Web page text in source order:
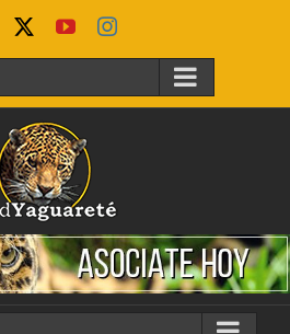
Facebook YouTubeInstagram